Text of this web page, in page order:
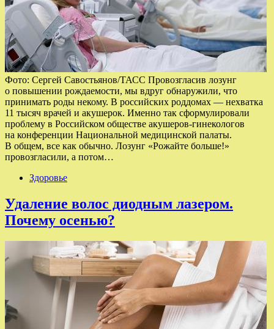
Фото: Сергей Савостьянов/ТАСС Провозгласив лозунг
о повышении рождаемости, мы вдруг обнаружили, что
принимать роды некому. В российских роддомах — нехватка
11 тысяч врачей и акушерок. Именно так сформулировали
проблему в Российском обществе акушеров-гинекологов
на конференции Национальной медицинской палаты.
В общем, все как обычно. Лозунг «Рожайте больше!»
провозгласили, а потом…
Здоровье
Удаление волос диодным лазером.
Почему осенью?